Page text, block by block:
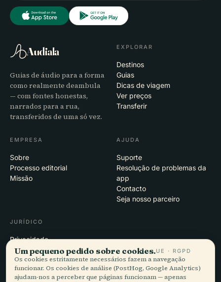
Audiala
Guias de áudio para a forma
como realmente deambula
— com fontes honestas,
narrados para a rua,
transferidos de uma só vez.
EXPLORAR
Destinos
Guias
Dicas de viagem
Ver preços
Transferir
EMPRESA
Sobre
Processo editorial
Missão
AJUDA
Suporte
Resolução de problemas da
app
Contacto
Seja nosso parceiro
JURÍDICO
Privacidade
Termos
Definições de cookies
Eliminar conta
Um pequeno pedido sobre cookies.UE · RGPD
Os cookies estritamente necessários fazem a navegação
funcionar. Os cookies de análise (PostHog, Google Analytics)
ajudam-nos a perceber que páginas funcionam — apenas